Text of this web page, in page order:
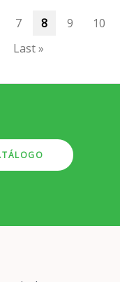
Page
7
Página
8 Page
9 Page
10
Última
Last »